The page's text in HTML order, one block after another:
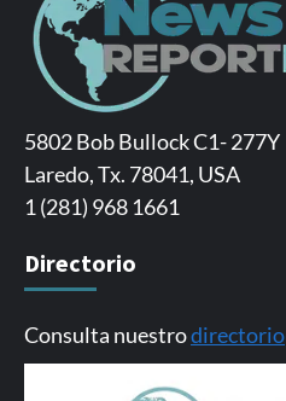
5802 Bob Bullock C1- 277Y
Laredo, Tx. 78041, USA
1 (281) 968 1661
Directorio
Consulta nuestrodirectorio